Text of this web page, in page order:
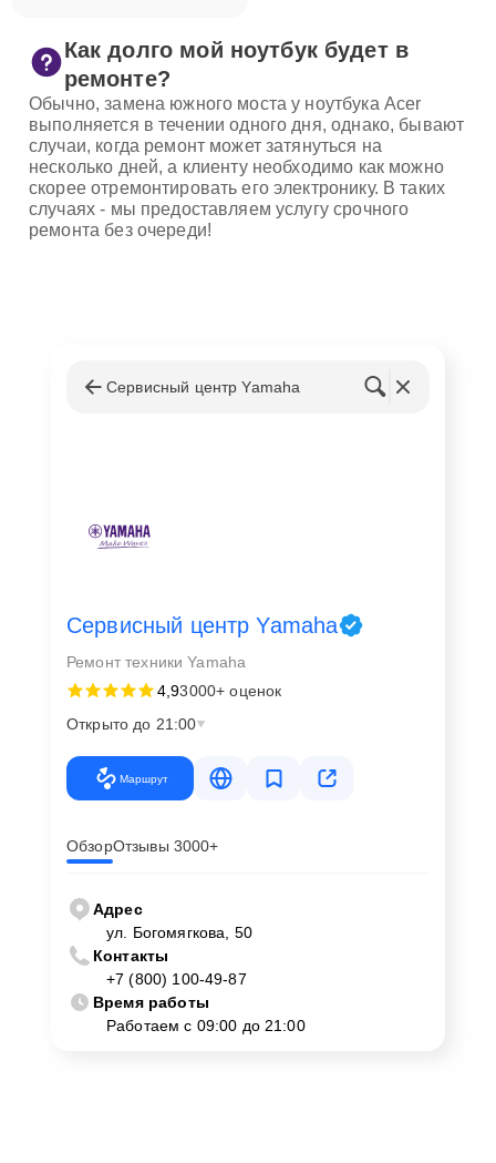
Как долго мой ноутбук будет в
ремонте?
Обычно, замена южного моста у ноутбука Acer
выполняется в течении одного дня, однако, бывают
случаи, когда ремонт может затянуться на
несколько дней, а клиенту необходимо как можно
скорее отремонтировать его электронику. В таких
случаях - мы предоставляем услугу срочного
ремонта без очереди!
Сервисный центр Yamaha
Сервисный центр Yamaha
Ремонт техники Yamaha
4,93000+ оценок
Открыто до 21:00
Маршрут
ОбзорОтзывы 3000+
Адрес
ул. Богомягкова, 50
Контакты
+7 (800) 100-49-87
Время работы
Работаем с 09:00 до 21:00